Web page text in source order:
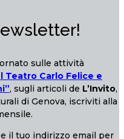
sulle attività
Teatro Carlo Felice e
, sugli articoli de L’Invito,
di Genova, iscriviti alla
il tuo indirizzo email per